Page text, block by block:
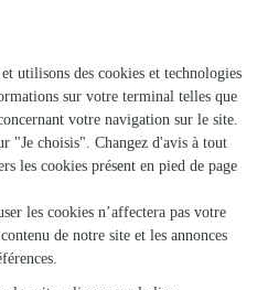
Interflora sur Trustpilot
Val-des-Prés et
couvertes par le